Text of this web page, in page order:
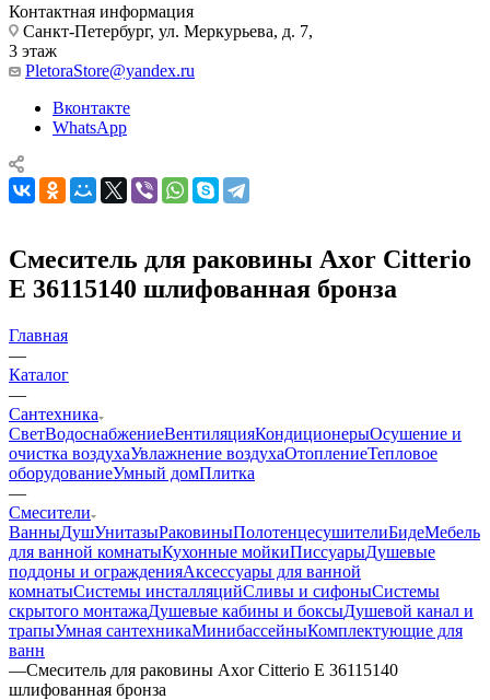
Контактная информация
Санкт-Петербург, ул. Меркурьева, д. 7,
3 этаж
PletoraStore@yandex.ru
Вконтакте
WhatsApp
Смеситель для раковины Axor Citterio
E 36115140 шлифованная бронза
Главная
—
Каталог
—
Сантехника
СветВодоснабжениеВентиляцияКондиционерыОсушение и
очистка воздухаУвлажнение воздухаОтоплениеТепловое
оборудованиеУмный домПлитка
—
Смесители
ВанныДушУнитазыРаковиныПолотенцесушителиБидеМебель
для ванной комнатыКухонные мойкиПиссуарыДушевые
поддоны и огражденияАксессуары для ванной
комнатыСистемы инсталляцийСливы и сифоныСистемы
скрытого монтажаДушевые кабины и боксыДушевой канал и
трапыУмная сантехникаМинибассейныКомплектующие для
ванн
—Смеситель для раковины Axor Citterio E 36115140
шлифованная бронза